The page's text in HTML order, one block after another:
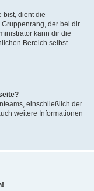
bist, dient die
der bei dir
kann dir die
Bereich selbst
einschließlich der
weitere Informationen